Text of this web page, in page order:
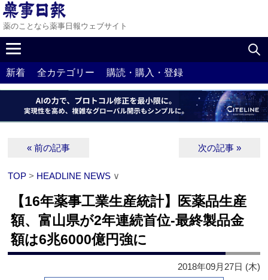
薬のことなら薬事日報ウェブサイト
新着 全カテゴリー 購読・購入・登録
« 前の記事 次の記事 »
TOP > HEADLINE NEWS ∨
【16年薬事工業生産統計】医薬品生産
額、富山県が2年連続首位‐最終製品金
額は6兆6000億円強に
2018年09月27日 (木)